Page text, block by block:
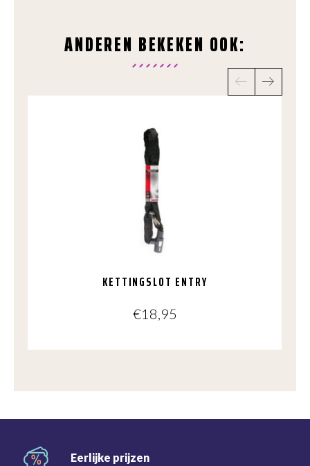
ANDEREN BEKEKEN OOK:
KETTINGSLOT ENTRY
€18,95
Eerlijke prijzen